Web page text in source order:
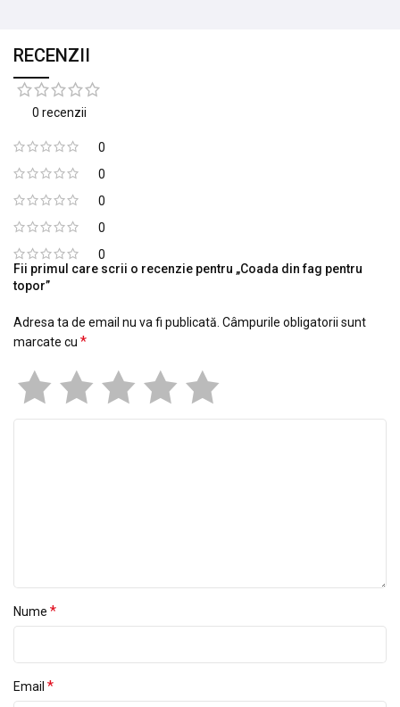
RECENZII
0 recenzii
0
0
0
0
0
Fii primul care scrii o recenzie pentru „Coada din fag pentru
topor”
Adresa ta de email nu va fi publicată. Câmpurile obligatorii sunt
marcate cu *
Nume *
Email *